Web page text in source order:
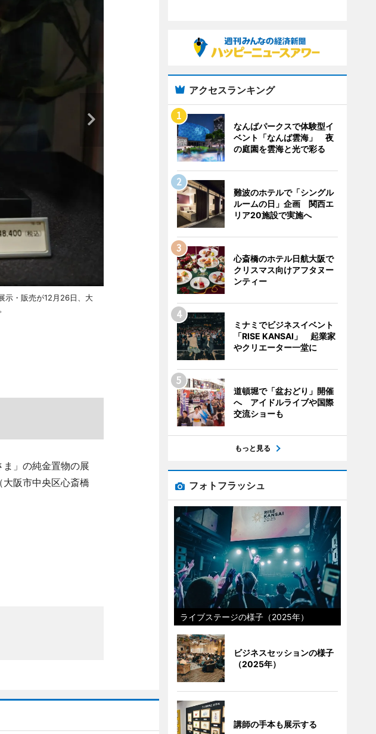
示・販売が12月26日、大
」の純金置物の展
阪市中央区心斎橋
アクセスランキング
なんばパークスで体験型イ
ベント「なんば雲海」 夜
の庭園を雲海と光で彩る
難波のホテルで「シングル
ルームの日」企画 関西エ
リア20施設で実施へ
心斎橋のホテル日航大阪で
クリスマス向けアフタヌー
ンティー
ミナミでビジネスイベント
「RISE KANSAI」 起業家
やクリエーター一堂に
道頓堀で「盆おどり」開催
へ アイドルライブや国際
交流ショーも
もっと見る
フォトフラッシュ
ライブステージの様子（2025年）
ビジネスセッションの様子
（2025年）
講師の手本も展示する